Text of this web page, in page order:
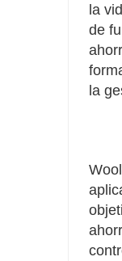
la
de
la